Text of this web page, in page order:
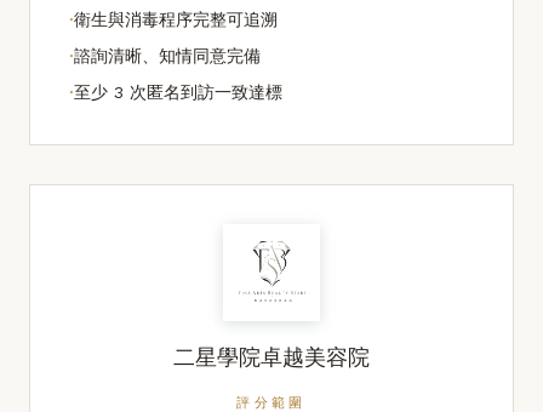
·衛生與消毒程序完整可追溯
·諮詢清晰、知情同意完備
·至少 3 次匿名到訪一致達標
二星學院卓越美容院
評分範圍